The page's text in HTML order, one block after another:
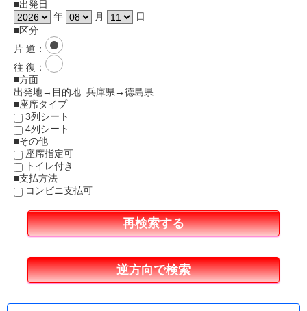
■出発日
年
月
日
■区分
片 道 ：
往 復 ：
■方面
出発地→目的地 兵庫県→徳島県
■座席タイプ
3列シート
4列シート
■その他
座席指定可
トイレ付き
■支払方法
コンビニ支払可